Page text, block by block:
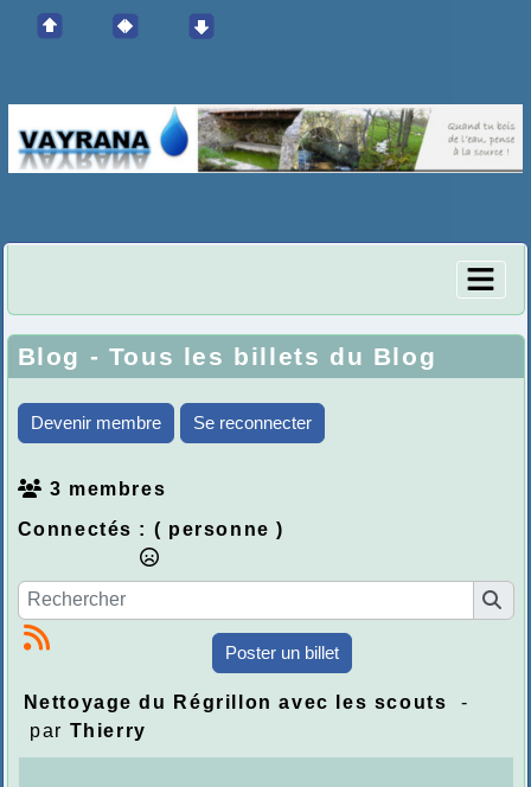
Blog - Tous les billets du Blog
Devenir membre Se reconnecter
3 membres
Connectés : ( personne )
Poster un billet
Nettoyage du Régrillon avec les scouts -
par Thierry